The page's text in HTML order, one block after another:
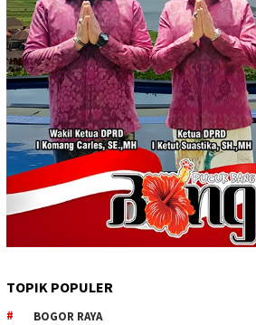
TOPIK POPULER
BOGOR RAYA